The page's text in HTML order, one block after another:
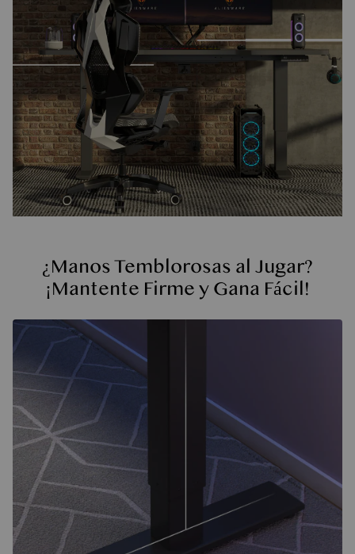
¿Manos Temblorosas al Jugar?
¡Mantente Firme y Gana Fácil!